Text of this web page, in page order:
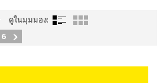
ดูในมุมมอง:
6